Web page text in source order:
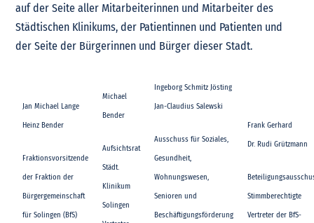
auf der Seite aller Mitarbeiterinnen und Mitarbeiter des
Städtischen Klinikums, der Patientinnen und Patienten und
der Seite der Bürgerinnen und Bürger dieser Stadt.
Jan Michael Lange
Heinz Bender
Fraktionsvorsitzende
der Fraktion der
Bürgergemeinschaft
für Solingen (BfS)
Michael
Bender
Aufsichtsrat
Städt.
Klinikum
Solingen
Ingeborg Schmitz Jösting
Jan-Claudius Salewski
Ausschuss für Soziales,
Gesundheit,
Wohnungswesen,
Senioren und
Beschäftigungsförderung
Frank Gerhard
Dr. Rudi Grützmann
Stimmberechtigte
Vertreter der BfS-